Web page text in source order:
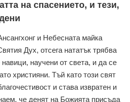
на спасението, и тези,
и Небесната майка
Дух, отсега нататък трябва
научени от света, и да се
християни. Тъй като този свят
и става извратен и
че денят на Божията присъда